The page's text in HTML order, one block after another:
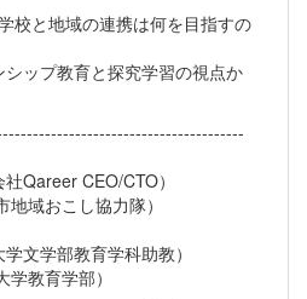
校と地域の連携は何を目指すの
育と探究学習の視点か
Qareer CEO/CTO）
域おこし協力隊）
学部教育学科助教）
教育学部）